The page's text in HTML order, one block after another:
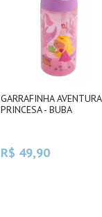
GARRAFINHA
PRINCESA - BUBA
R$ 49,90